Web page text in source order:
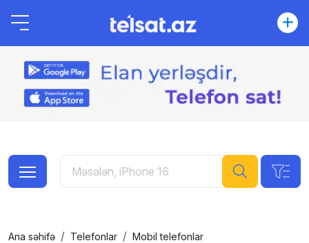
Ana səhifə Telefonlar Mobil telefonlar